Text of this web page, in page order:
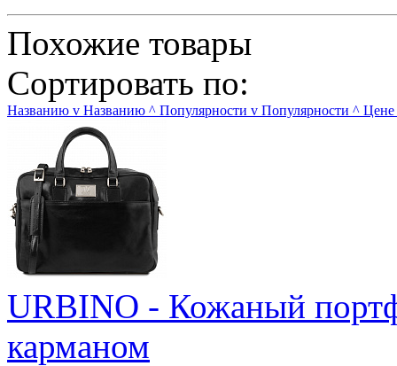
Похожие товары
Сортировать по:
Названию v Названию ^ Популярности v Популярности ^ Цене
URBINO - Кожаный
карманом